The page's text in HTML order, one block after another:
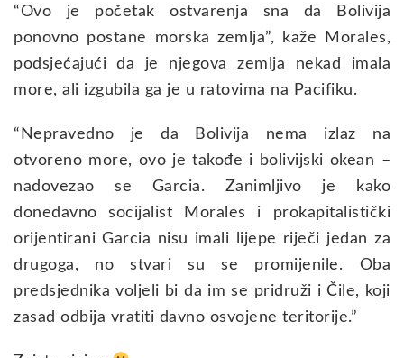
“Ovo je početak ostvarenja sna da Bolivija
ponovno postane morska zemlja”, kaže Morales,
podsjećajući da je njegova zemlja nekad imala
more, ali izgubila ga je u ratovima na Pacifiku.
“Nepravedno je da Bolivija nema izlaz na
otvoreno more, ovo je takođe i bolivijski okean –
nadovezao se Garcia. Zanimljivo je kako
donedavno socijalist Morales i prokapitalistički
orijentirani Garcia nisu imali lijepe riječi jedan za
drugoga, no stvari su se promijenile. Oba
predsjednika voljeli bi da im se pridruži i Čile, koji
zasad odbija vratiti davno osvojene teritorije.”